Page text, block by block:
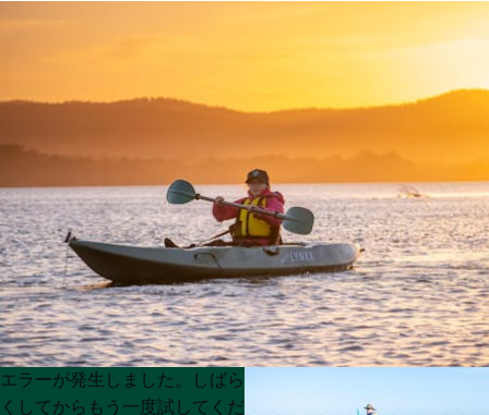
Product
List
Product
List
エラーが発生しました。しばら
くしてからもう一度試してくだ